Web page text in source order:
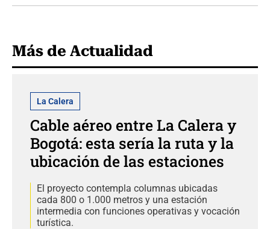
Más de Actualidad
La Calera
Cable aéreo entre La Calera y
Bogotá: esta sería la ruta y la
ubicación de las estaciones
El proyecto contempla columnas ubicadas
cada 800 o 1.000 metros y una estación
intermedia con funciones operativas y vocación
turística.